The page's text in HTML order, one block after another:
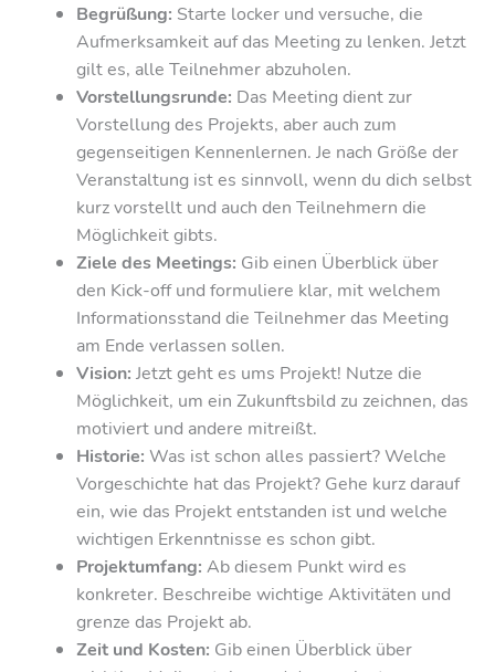
Begrüßung: Starte locker und versuche, die
Aufmerksamkeit auf das Meeting zu lenken. Jetzt
gilt es, alle Teilnehmer abzuholen.
Vorstellungsrunde: Das Meeting dient zur
Vorstellung des Projekts, aber auch zum
gegenseitigen Kennenlernen. Je nach Größe der
Veranstaltung ist es sinnvoll, wenn du dich selbst
kurz vorstellt und auch den Teilnehmern die
Möglichkeit gibts.
Ziele des Meetings: Gib einen Überblick über
den Kick-off und formuliere klar, mit welchem
Informationsstand die Teilnehmer das Meeting
am Ende verlassen sollen.
Vision: Jetzt geht es ums Projekt! Nutze die
Möglichkeit, um ein Zukunftsbild zu zeichnen, das
motiviert und andere mitreißt.
Historie: Was ist schon alles passiert? Welche
Vorgeschichte hat das Projekt? Gehe kurz darauf
ein, wie das Projekt entstanden ist und welche
wichtigen Erkenntnisse es schon gibt.
Projektumfang: Ab diesem Punkt wird es
konkreter. Beschreibe wichtige Aktivitäten und
grenze das Projekt ab.
Zeit und Kosten: Gib einen Überblick über